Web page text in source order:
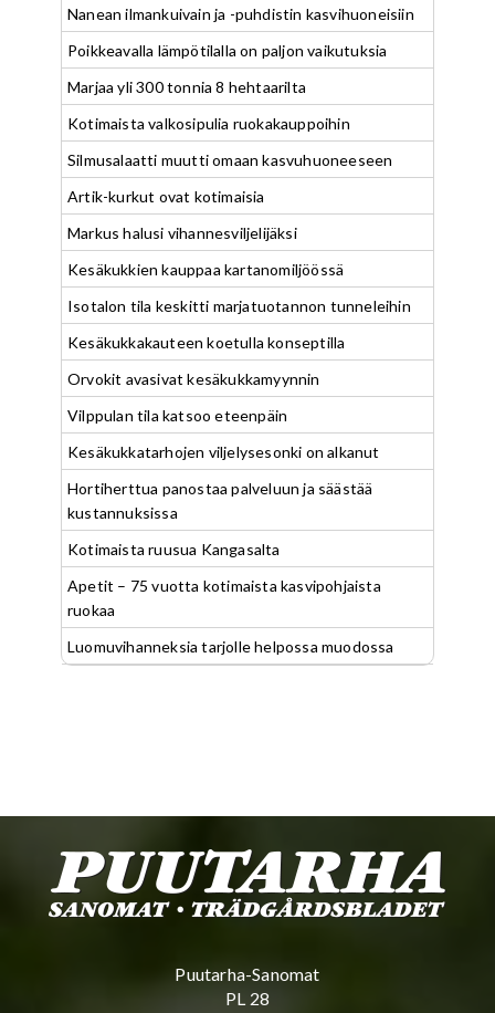
Nanean ilmankuivain ja -puhdistin kasvihuoneisiin
Poikkeavalla lämpötilalla on paljon vaikutuksia
Marjaa yli 300 tonnia 8 hehtaarilta
Kotimaista valkosipulia ruokakauppoihin
Silmusalaatti muutti omaan kasvuhuoneeseen
Artik-kurkut ovat kotimaisia
Markus halusi vihannesviljelijäksi
Kesäkukkien kauppaa kartanomiljöössä
Isotalon tila keskitti marjatuotannon tunneleihin
Kesäkukkakauteen koetulla konseptilla
Orvokit avasivat kesäkukkamyynnin
Vilppulan tila katsoo eteenpäin
Kesäkukkatarhojen viljelysesonki on alkanut
Hortiherttua panostaa palveluun ja säästää
kustannuksissa
Kotimaista ruusua Kangasalta
Apetit – 75 vuotta kotimaista kasvipohjaista
ruokaa
Luomuvihanneksia tarjolle helpossa muodossa
Puutarha-Sanomat
PL 28